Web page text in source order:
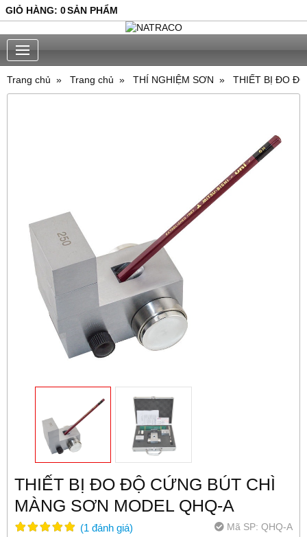
GIỎ HÀNG: 0SẢN PHẨM
Trang chủ Trang chủ THÍ NGHIỆM SƠN THIẾT BỊ ĐO
THIẾT BỊ ĐO ĐỘ CỨNG BÚT CHÌ
MÀNG SƠN MODEL QHQ-A
(1 đánh giá) Mã SP: QHQ-A